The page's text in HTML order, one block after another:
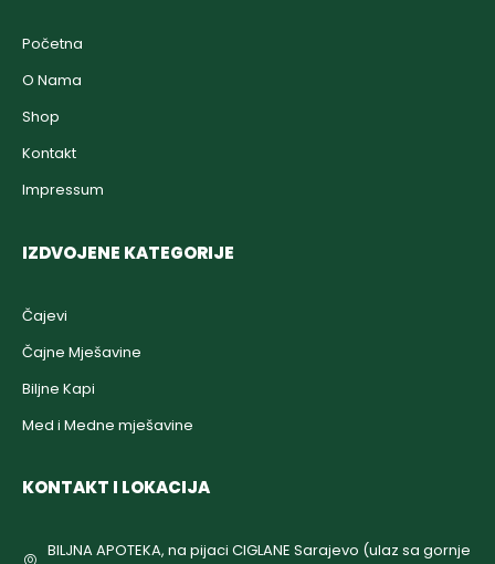
Početna
O Nama
Shop
Kontakt
Impressum
IZDVOJENE KATEGORIJE
Čajevi
Čajne Mješavine
Biljne Kapi
Med i Medne mješavine
KONTAKT I LOKACIJA
BILJNA APOTEKA, na pijaci CIGLANE Sarajevo (ulaz sa gornje